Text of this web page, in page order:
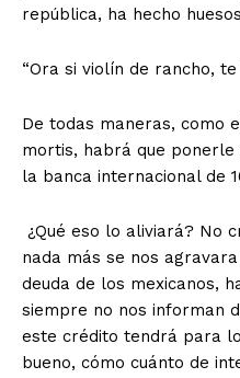
república, ha hecho
“Ora si violín de rancho,
De todas maneras, como
mortis, habrá que
la banca internacional de
¿Qué eso lo aliviará? No
nada más se nos
deuda de los mexicanos,
siempre no nos informan
este crédito tendrá para
bueno, cómo cuánto de